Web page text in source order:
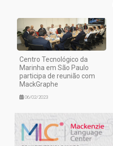
Centro Tecnológico da
Marinha em São Paulo
participa de reunião com
MackGraphe
06/02/2023